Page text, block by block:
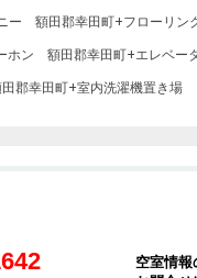
ー 額田郡幸田町+フローリン
ホン 額田郡幸田町+エレベー
郡幸田町+室内洗濯機置き場
空室情報